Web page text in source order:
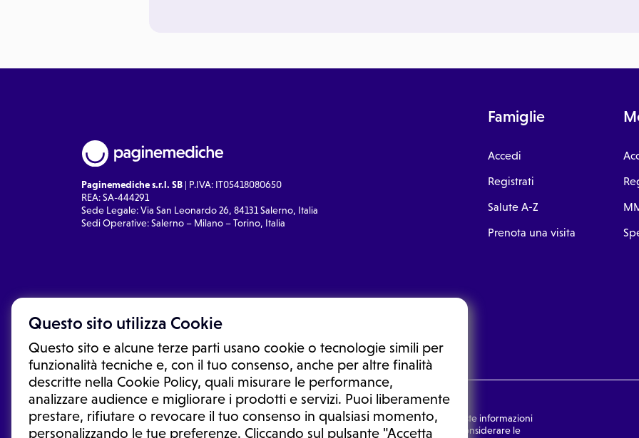
Questo sito utilizza Cookie
Questo sito e alcune terze parti usano cookie o tecnologie simili per
funzionalità tecniche e, con il tuo consenso, anche per altre finalità
descritte nella Cookie Policy, quali misurare le performance,
analizzare audience e migliorare i prodotti e servizi. Puoi liberamente
prestare, rifiutare o revocare il tuo consenso in qualsiasi momento,
personalizzando le tue preferenze. Cliccando sul pulsante "Accetta
Paginemediche s.r.l. SB | P.IVA: IT05418080650
REA: SA-444291
Sede Legale: Via San Leonardo 26, 84131 Salerno, Italia
Sedi Operative: Salerno – Milano – Torino, Italia
Famiglie
Accedi
Registrati
Salute A-Z
Prenota una visita
Le informazioni proposte in questo sito non sono un consulto medico. In nessun caso, queste informazioni
sostituiscono un consulto, una visita o una diagnosi formulata dal medico. Non si devono considerare le